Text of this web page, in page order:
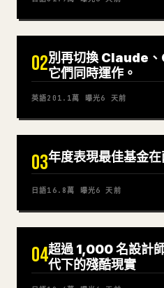
02別再切換 Claude
它們同時運作。
英語201.1萬 曝光6 天前
03年度表現最佳基金在
日語16.8萬 曝光6 天前
04超過 1,000 名設計
代下的殘酷現實